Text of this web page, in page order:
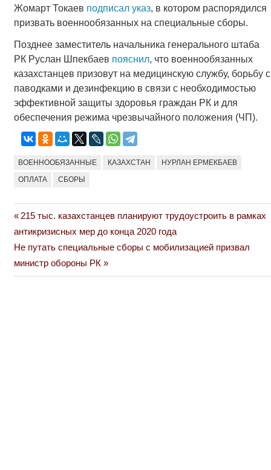
Жомарт Токаев подписал указ, в котором распорядился
призвать военнообязанных на специальные сборы.
Позднее заместитель начальника генерального штаба
РК Руслан Шпекбаев пояснил, что военнообязанных
казахстанцев призовут на медицинскую службу, борьбу с
паводками и дезинфекцию в связи с необходимостью
эффективной защиты здоровья граждан РК и для
обеспечения режима чрезвычайного положения (ЧП).
ВОЕННООБЯЗАННЫЕ КАЗАХСТАН НУРЛАН ЕРМЕКБАЕВ
ОПЛАТА СБОРЫ
Навигация
по
записям
Previous
Post:
215 тыс. казахстанцев планируют трудоустроить в рамках
антикризисных мер до конца 2020 года
Next
Post:
Не путать специальные сборы с мобилизацией призвал
министр обороны РК